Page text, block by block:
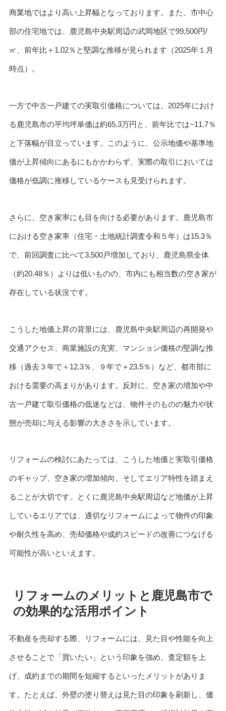
商業地ではより高い上昇幅となっております。また、市中心
部の住宅地では、鹿児島中央駅周辺の武岡地区で99,500円/
㎡、前年比＋1.02％と堅調な推移が見られます（2025年１月
時点）。
一方で中古一戸建ての実取引価格については、2025年におけ
る鹿児島市の平均坪単価は約65.3万円と、前年比では−11.7％
と下落幅が目立っています。このように、公示地価や基準地
価が上昇傾向にあるにもかかわらず、実際の取引においては
価格が低調に推移しているケースも見受けられます。
さらに、空き家率にも目を向ける必要があります。鹿児島市
における空き家率（住宅・土地統計調査令和５年）は15.3％
で、前回調査に比べて3,500戸増加しており、鹿児島県全体
（約20.48％）よりは低いものの、市内にも相当数の空き家が
存在している状況です。
こうした地価上昇の背景には、鹿児島中央駅周辺の再開発や
交通アクセス、商業施設の充実、マンション価格の堅調な推
移（過去３年で＋12.3％、９年で＋23.5％）など、都市部に
おける需要の高まりがあります。反対に、空き家の増加や中
古一戸建て取引価格の低迷などは、物件そのものの魅力や状
態が売却に与える影響の大きさを示しています。
リフォームの検討にあたっては、こうした地価と実取引価格
のギャップ、空き家の増加傾向、そしてエリア特性を踏まえ
ることが大切です。とくに鹿児島中央駅周辺など地価が上昇
しているエリアでは、適切なリフォームによって物件の印象
や耐久性を高め、売却価格や成約スピードの改善につなげる
可能性が高いといえます。
リフォームのメリットと鹿児島市で
の効果的な活用ポイント
不動産を売却する際、リフォームには、見た目や性能を向上
させることで「買いたい」という印象を強め、査定額を上
げ、成約までの期間を短縮するといったメリットがありま
す。たとえば、外壁の塗り替えは見た目の印象を刷新し、価